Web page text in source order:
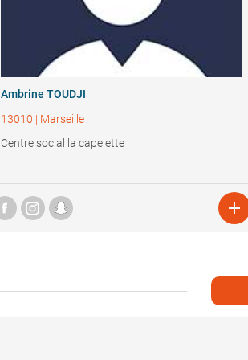
Ambrine TOUDJI
13010 | Marseille
Centre social la capelette
